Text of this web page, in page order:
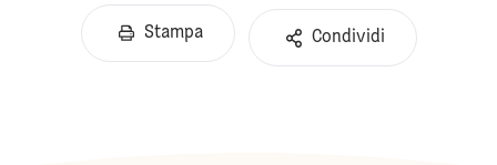
Stampa Condividi